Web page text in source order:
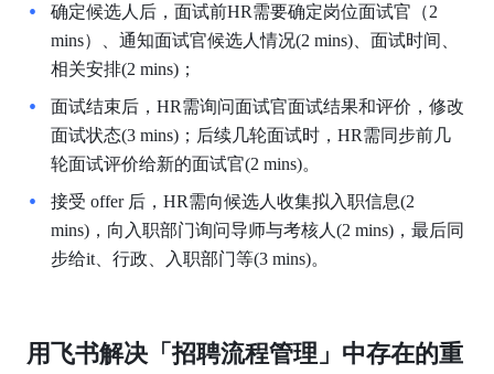
确定候选人后，面试前HR需要确定岗位面试官（2
mins）、通知面试官候选人情况(2 mins)、面试时间、
相关安排(2 mins)；
面试结束后，HR需询问面试官面试结果和评价，修改
面试状态(3 mins)；后续几轮面试时，HR需同步前几
轮面试评价给新的面试官(2 mins)。
接受 offer 后，HR需向候选人收集拟入职信息(2
mins)，向入职部门询问导师与考核人(2 mins)，最后同
步给it、行政、入职部门等(3 mins)。
用飞书解决「招聘流程管理」中存在的重